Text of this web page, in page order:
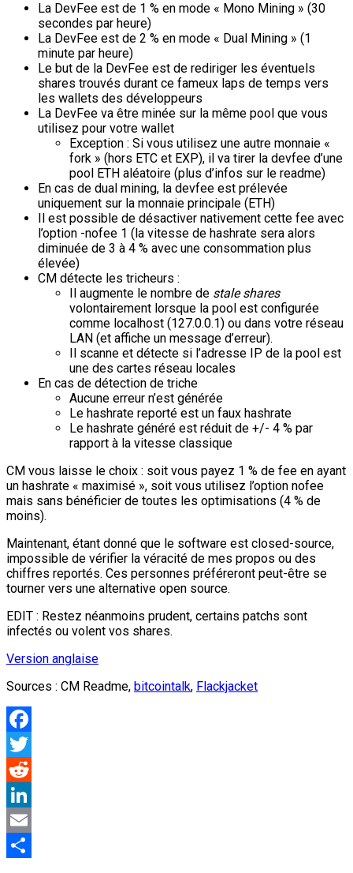
La DevFee est de 1 % en mode « Mono Mining » (30
secondes par heure)
La DevFee est de 2 % en mode « Dual Mining » (1
minute par heure)
Le but de la DevFee est de rediriger les éventuels
shares trouvés durant ce fameux laps de temps vers
les wallets des développeurs
La DevFee va être minée sur la même pool que vous
utilisez pour votre wallet
Exception : Si vous utilisez une autre monnaie «
fork » (hors ETC et EXP), il va tirer la devfee d’une
pool ETH aléatoire (plus d’infos sur le readme)
En cas de dual mining, la devfee est prélevée
uniquement sur la monnaie principale (ETH)
Il est possible de désactiver nativement cette fee avec
l’option -nofee 1 (la vitesse de hashrate sera alors
diminuée de 3 à 4 % avec une consommation plus
élevée)
CM détecte les tricheurs :
Il augmente le nombre de stale shares
volontairement lorsque la pool est configurée
comme localhost (127.0.0.1) ou dans votre réseau
LAN (et affiche un message d’erreur).
Il scanne et détecte si l’adresse IP de la pool est
une des cartes réseau locales
En cas de détection de triche
Aucune erreur n’est générée
Le hashrate reporté est un faux hashrate
Le hashrate généré est réduit de +/- 4 % par
rapport à la vitesse classique
CM vous laisse le choix : soit vous payez 1 % de fee en ayant
un hashrate « maximisé », soit vous utilisez l’option nofee
mais sans bénéficier de toutes les optimisations (4 % de
moins).
Maintenant, étant donné que le software est closed-source,
impossible de vérifier la véracité de mes propos ou des
chiffres reportés. Ces personnes préféreront peut-être se
tourner vers une alternative open source.
EDIT : Restez néanmoins prudent, certains patchs sont
infectés ou volent vos shares.
Version anglaise
Sources : CM Readme, bitcointalk, Flackjacket
Facebook
Twitter
Reddit
LinkedIn
Email